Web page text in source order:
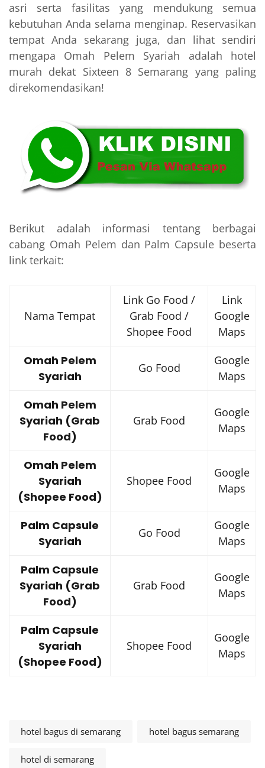
asri serta fasilitas yang mendukung semua
kebutuhan Anda selama menginap. Reservasikan
tempat Anda sekarang juga, dan lihat sendiri
mengapa Omah Pelem Syariah adalah hotel
murah dekat Sixteen 8 Semarang yang paling
direkomendasikan!
Berikut adalah informasi tentang berbagai
cabang Omah Pelem dan Palm Capsule beserta
link terkait:
Nama Tempat
Link Go Food /
Grab Food /
Shopee Food
Link
Google
Maps
Omah Pelem
Syariah
Go Food
Google
Maps
Omah Pelem
Syariah (Grab
Food)
Grab Food
Google
Maps
Omah Pelem
Syariah
(Shopee Food)
Shopee Food
Google
Maps
Palm Capsule
Syariah
Go Food
Google
Maps
Palm Capsule
Syariah (Grab
Food)
Grab Food
Google
Maps
Palm Capsule
Syariah
(Shopee Food)
Shopee Food
Google
Maps
hotel bagus di semarang hotel bagus semarang
hotel di semarang